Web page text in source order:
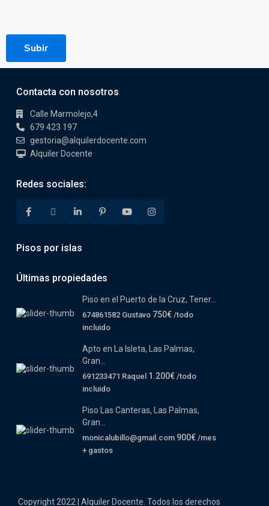
Subir
Contacta con nosotros
Calle Marmolejo,4
679 423 197
gestoria@alquilerdocente.com
Alquiler Docente
Redes sociales:
Pisos por islas
Últimas propiedades
Piso en el Puerto de la Cruz, Tener...
674861582 Gustavo 750€ /todo
incluido
Apto en La Isleta, Las Palmas,
Gran...
691233471 Raquel 1.200€ /todo
incluido
Piso Las Canteras, Las Palmas,
Gran...
monicalubillo@gmail.com 900€ /mes
+ gastos
Copyright 2022 | Alquiler Docente. Todos los derechos